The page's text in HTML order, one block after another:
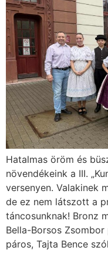
Hatalmas öröm és
növendékeink a III.
versenyen. Valakinek
de ez nem látszott a
táncosunknak! Bronz
Bella-Borsos
páros, Tajta Bence